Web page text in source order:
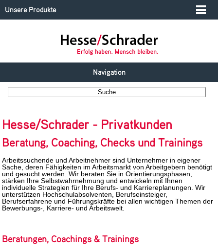
Unsere Produkte
Navigation
Hesse/Schrader - Privatkunden
Beratung, Coaching, Checks und Trainings
Arbeitssuchende und Arbeitnehmer sind Unternehmer in eigener
Sache, deren Fähigkeiten im Arbeitsmarkt von Arbeitgebern benötigt
und gesucht werden. Wir beraten Sie in Orientierungsphasen,
stärken Ihre Selbstwahrnehmung und entwickeln mit Ihnen
individuelle Strategien für Ihre Berufs- und Karriereplanungen. Wir
unterstützen Hochschulabsolventen, Berufseinsteiger,
Berufserfahrene und Führungskräfte bei allen wichtigen Themen der
Bewerbungs-, Karriere- und Arbeitswelt.
Beratungen, Coachings & Trainings